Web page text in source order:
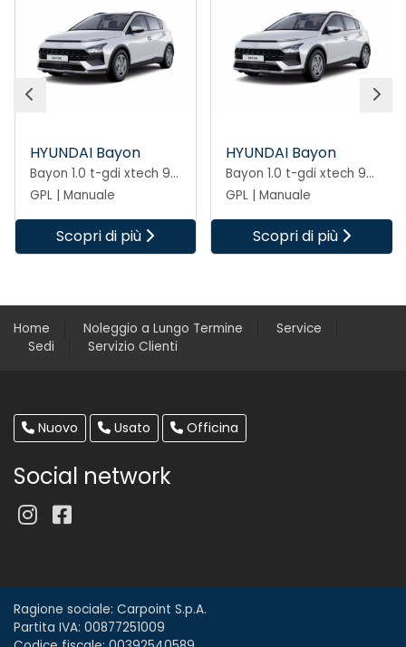
HYUNDAI Bayon
Bayon 1.0 t-gdi xtech 90cv mt GPL
GPL | Manuale
Scopri di più
HYUNDAI Bayon
Bayon 1.0 t-gdi xtech 90cv mt GPL
GPL | Manuale
Scopri di più
Home Noleggio a Lungo Termine
Service
Sedi
Servizio Clienti
Nuovo Usato Officina
Social network
Ragione sociale: Carpoint S.p.A.
Partita IVA: 00877251009